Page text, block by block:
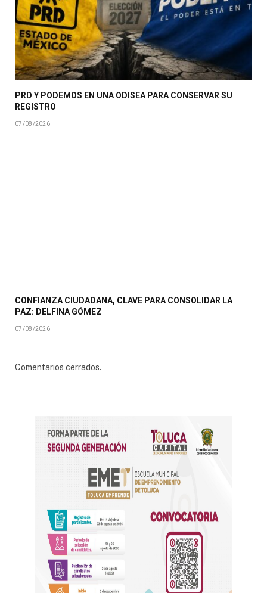
PRD Y PODEMOS EN UNA ODISEA PARA CONSERVAR SU
REGISTRO
07/08/2026
CONFIANZA CIUDADANA, CLAVE PARA CONSOLIDAR LA
PAZ: DELFINA GÓMEZ
07/08/2026
Comentarios cerrados.